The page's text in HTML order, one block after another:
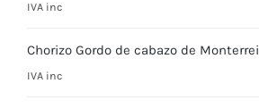
IVA inc
Chorizo Gordo de cabazo de Monterrei
IVA inc